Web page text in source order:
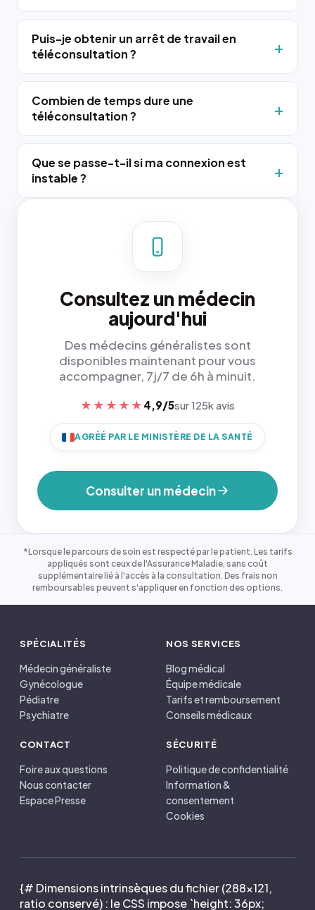
Puis-je obtenir un arrêt de travail en
téléconsultation ?
Combien de temps dure une
téléconsultation ?
Que se passe-t-il si ma connexion est
instable ?
Consultez un médecin
aujourd'hui
Des médecins généralistes sont
disponibles maintenant pour vous
accompagner, 7j/7 de 6h à minuit.
★★★★★ 4,9/5sur 125k avis
AGRÉÉ PAR LE MINISTÈRE DE LA SANTÉ
Consulter un médecin
*Lorsque le parcours de soin est respecté par le patient. Les tarifs
appliqués sont ceux de l'Assurance Maladie, sans coût
supplémentaire lié à l'accès à la consultation. Des frais non
remboursables peuvent s'appliquer en fonction des options.
SPÉCIALITÉS
Médecin généraliste
Gynécologue
Pédiatre
Psychiatre
NOS SERVICES
Blog médical
Équipe médicale
Tarifs et remboursement
Conseils médicaux
CONTACT
Foire aux questions
Nous contacter
Espace Presse
SÉCURITÉ
Politique de confidentialité
Information &
consentement
Cookies
{# Dimensions intrinsèques du fichier (288×121,
ratio conservé) : le CSS impose `height: 36px;